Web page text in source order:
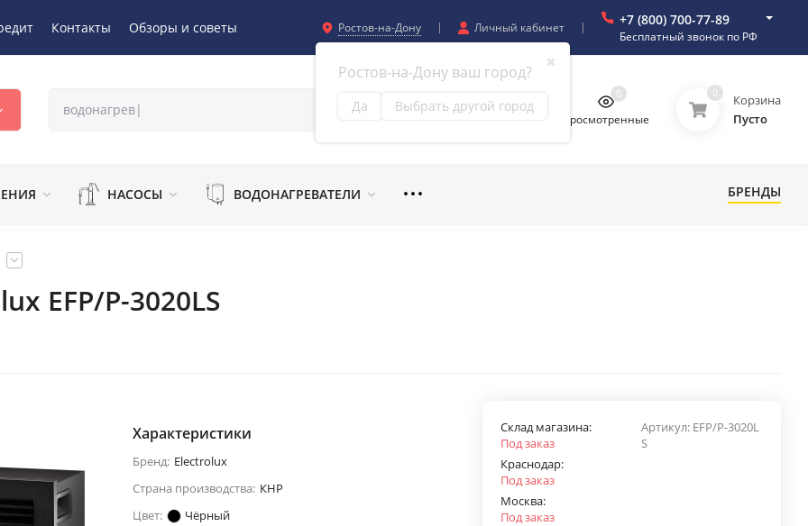
Контакты Обзоры и советы Ростов-на-Дону
✖
Ростов-на-Дону ваш город?
Да Выбрать другой город
Личный кабинет +7 (800) 700-77-89
Бесплатный звонок по РФ
Просмотренные
0 0
Корзина
Пусто
НАСОСЫ ВОДОНАГРЕВАТЕЛИ БРЕНДЫ
EFP/P-3020LS
Характеристики
Бренд: Electrolux
Страна производства: КНР
Цвет:
Чёрный
Артикул: EFP/P-3020L
S
Склад магазина:
Под заказ
Краснодар:
Под заказ
Москва:
Под заказ